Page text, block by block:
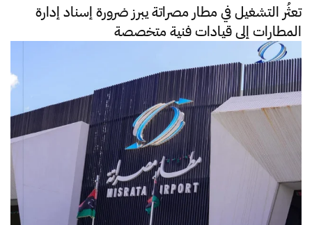
تعثُر التشغيل في مطار مصراتة يبرز ضرورة إسناد إدارة
المطارات إلى قيادات فنية متخصصة